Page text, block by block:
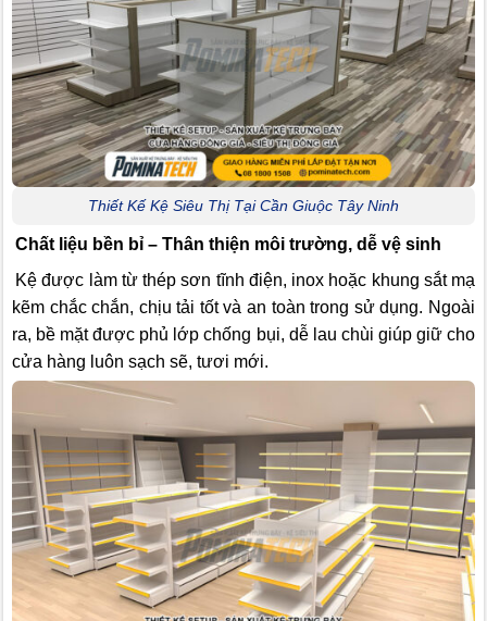
Thiết Kế Kệ Siêu Thị Tại Cần Giuộc Tây Ninh
Chất liệu bền bỉ – Thân thiện môi trường, dễ vệ sinh
Kệ được làm từ thép sơn tĩnh điện, inox hoặc khung sắt mạ
kẽm chắc chắn, chịu tải tốt và an toàn trong sử dụng. Ngoài
ra, bề mặt được phủ lớp chống bụi, dễ lau chùi giúp giữ cho
cửa hàng luôn sạch sẽ, tươi mới.